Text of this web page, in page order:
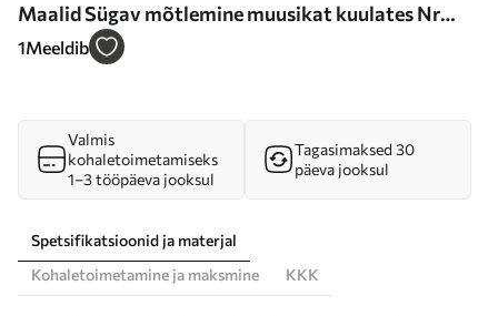
Maalid Sügav mõtlemine muusikat kuulates Nr
s37269
1Meeldib
Valmis
kohaletoimetamiseks
1–3 tööpäeva jooksul
Tagasimaksed 30
päeva jooksul
Spetsifikatsioonid ja materjal
Kohaletoimetamine ja maksmine
KKK